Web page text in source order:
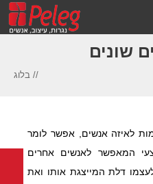
שונים
// בלוג
לאיזה אנשים, אפשר לומר
המאפשר לאנשים אחרים
דלת המייצגת אותו ואת